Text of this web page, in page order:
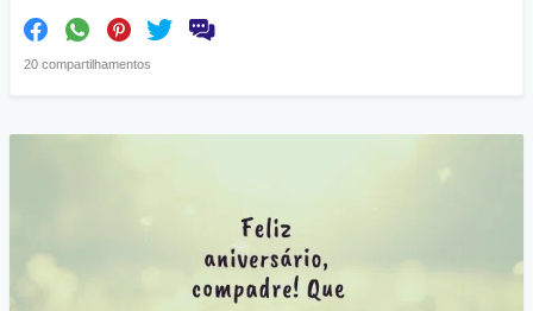
20 compartilhamentos